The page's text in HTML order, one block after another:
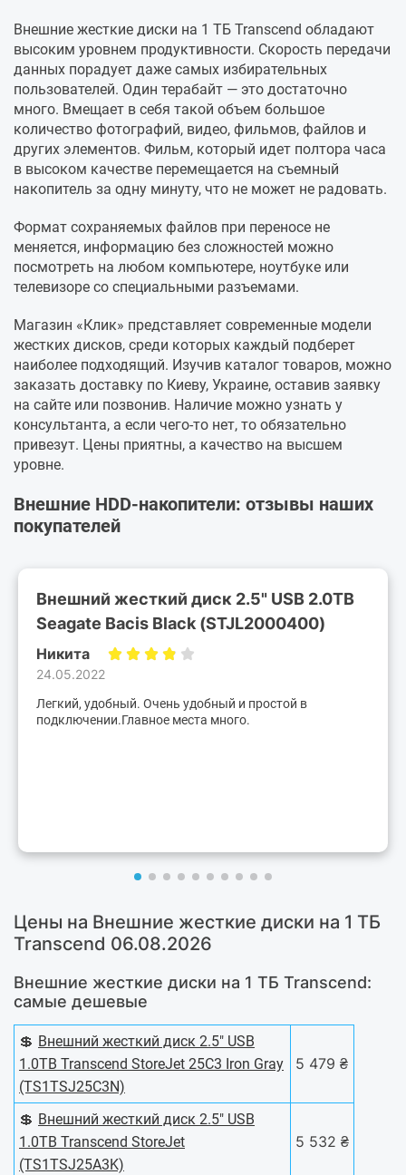
Внешние жесткие диски на 1 ТБ Transcend обладают
высоким уровнем продуктивности. Скорость передачи
данных порадует даже самых избирательных
пользователей. Один терабайт — это достаточно
много. Вмещает в себя такой объем большое
количество фотографий, видео, фильмов, файлов и
других элементов. Фильм, который идет полтора часа
в высоком качестве перемещается на съемный
накопитель за одну минуту, что не может не радовать.
Формат сохраняемых файлов при переносе не
меняется, информацию без сложностей можно
посмотреть на любом компьютере, ноутбуке или
телевизоре со специальными разъемами.
Магазин «Клик» представляет современные модели
жестких дисков, среди которых каждый подберет
наиболее подходящий. Изучив каталог товаров, можно
заказать доставку по Киеву, Украине, оставив заявку
на сайте или позвонив. Наличие можно узнать у
консультанта, а если чего-то нет, то обязательно
привезут. Цены приятны, а качество на высшем
уровне.
Внешние HDD-накопители: отзывы наших
покупателей
Внешний жесткий диск 2.5" USB 2.0TB
Seagate Bacis Black (STJL2000400)
Никита
24.05.2022
Легкий, удобный. Очень удобный и простой в
подключении.Главное места много.
Цены на Внешние жесткие диски на 1 ТБ
Transcend 06.08.2026
Внешние жесткие диски на 1 ТБ Transcend:
самые дешевые
💲 Внешний жесткий диск 2.5" USB
1.0TB Transcend StoreJet 25C3 Iron Gray
(TS1TSJ25C3N)
5 479 ₴
💲 Внешний жесткий диск 2.5" USB
1.0TB Transcend StoreJet
(TS1TSJ25A3K)
5 532 ₴